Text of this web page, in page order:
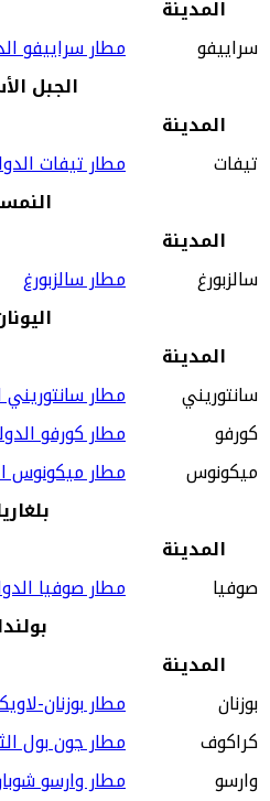
المدينة
سراييفو
مطار سراييفو
الجبل
المدينة
تيفات
مطار تيفات
المدينة
سالزبورغ
مطار سالزبورغ
المدينة
سانتوريني
مطار
كورفو
مطار كورفو
ميكونوس
مطار ميكونوس
المدينة
صوفيا
مطار صوفيا
بولندا
المدينة
بوزنان
مطار بوزنان-
كراكوف
مطار جون بول
وارسو
مطار وارسو